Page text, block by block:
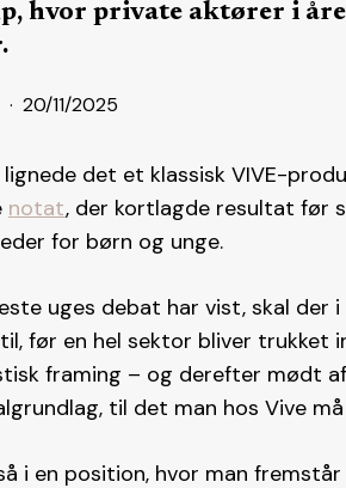
hvor private aktører i
20/11/2025
det et klassisk VIVE-
notat, der kortlagde resultat før
for børn og unge.
uges debat har vist, skal der
før en hel sektor bliver
framing – og derefter mødt
til det man hos Vive
i en position, hvor man